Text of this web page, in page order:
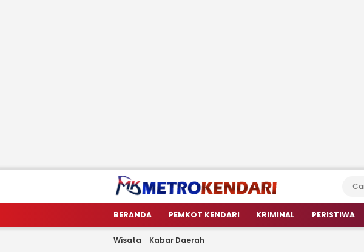
metrokendari
Berita Terkini Sulawesi Tenggara
BERANDA PEMKOT KENDARI KRIMINAL PERISTIWA
Wisata Kabar Daerah